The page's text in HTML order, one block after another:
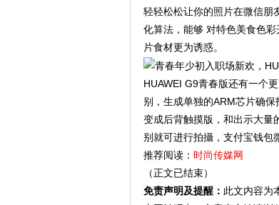
轻轻松松让你的照片在微信朋
化算法，能够 对特色美食色
片食材更为诱惑。
HUAWEI G9青春版还有一个
别，生成单独的ARM芯片确
变成后背触摸版，和出示大量
别就可进行拍攝，支付宝钱包
推荐阅读： 时尚传媒网
（正文已结束）
免责声明及提醒： 此文内容为